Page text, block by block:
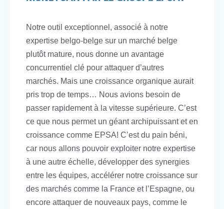
Notre outil exceptionnel, associé à notre
expertise belgo-belge sur un marché belge
plutôt mature, nous donne un avantage
concurrentiel clé pour attaquer d’autres
marchés. Mais une croissance organique aurait
pris trop de temps… Nous avions besoin de
passer rapidement à la vitesse supérieure. C’est
ce que nous permet un géant archipuissant et en
croissance comme EPSA! C’est du pain béni,
car nous allons pouvoir exploiter notre expertise
à une autre échelle, développer des synergies
entre les équipes, accélérer notre croissance sur
des marchés comme la France et l’Espagne, ou
encore attaquer de nouveaux pays, comme le